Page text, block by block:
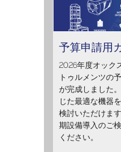
予算申請用
2026年度オック
トゥルメンツの
が完成しました
じた最適な機器
検討いただけま
期設備導入のご
ください。